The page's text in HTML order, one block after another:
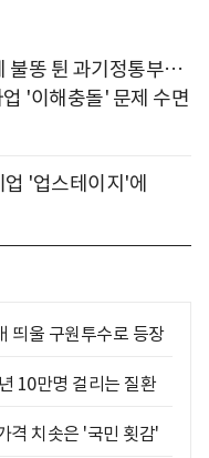
불똥 튄 과기정통부…
'이해충돌' 문제 수면
'업스테이지'에
띄울 구원투수로 등장
10만명 걸리는 질환
격 치솟은 '국민 횟감'